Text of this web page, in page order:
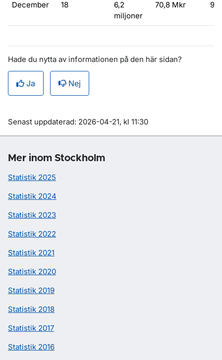
December 18
6,2
miljoner
70,8 Mkr
Hade du nytta av informationen på den här sidan?
Ja Nej
Om sidan
Senast uppdaterad: 2026-04-21, kl 11:30
Mer inom Stockholm
Statistik 2025
Statistik 2024
Statistik 2023
Statistik 2022
Statistik 2021
Statistik 2020
Statistik 2019
Statistik 2018
Statistik 2017
Statistik 2016